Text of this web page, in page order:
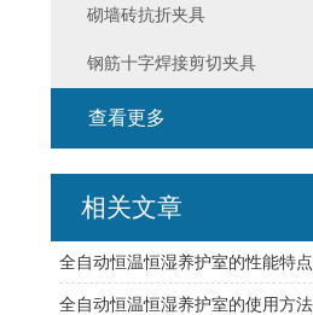
砌墙砖抗折夹具
钢筋十字焊接剪切夹具
查看更多
相关文章
全自动恒温恒湿养护室的使用方